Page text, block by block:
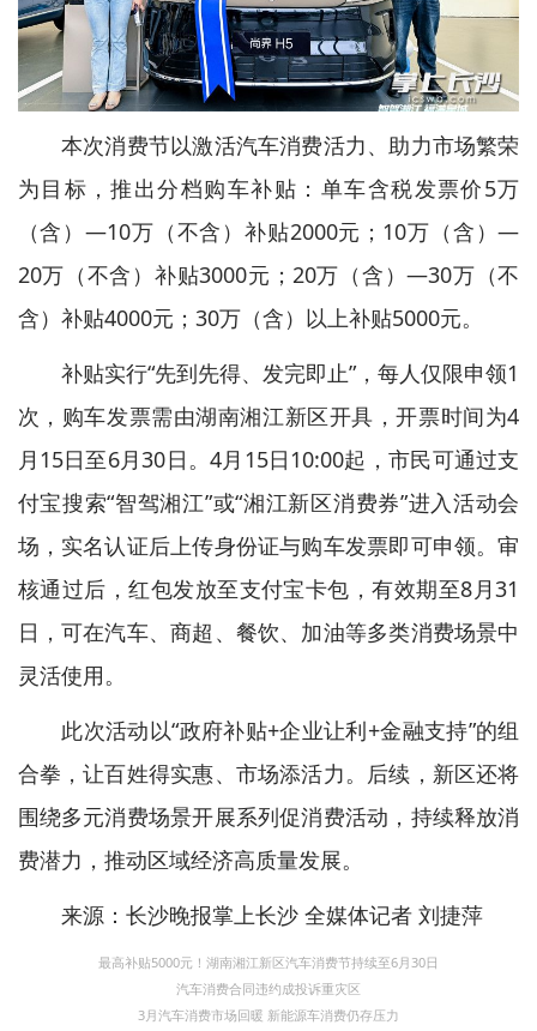
本次消费节以激活汽车消费活力、助力市场繁荣
为目标，推出分档购车补贴：单车含税发票价5万
（含）—10万（不含）补贴2000元；10万（含）—
20万（不含）补贴3000元；20万（含）—30万（不
含）补贴4000元；30万（含）以上补贴5000元。
补贴实行“先到先得、发完即止”，每人仅限申领1
次，购车发票需由湖南湘江新区开具，开票时间为4
月15日至6月30日。4月15日10:00起，市民可通过支
付宝搜索“智驾湘江”或“湘江新区消费券”进入活动会
场，实名认证后上传身份证与购车发票即可申领。审
核通过后，红包发放至支付宝卡包，有效期至8月31
日，可在汽车、商超、餐饮、加油等多类消费场景中
灵活使用。
此次活动以“政府补贴+企业让利+金融支持”的组
合拳，让百姓得实惠、市场添活力。后续，新区还将
围绕多元消费场景开展系列促消费活动，持续释放消
费潜力，推动区域经济高质量发展。
来源：长沙晚报掌上长沙 全媒体记者 刘捷萍
最高补贴5000元！湖南湘江新区汽车消费节持续至6月30日
汽车消费合同违约成投诉重灾区
3月汽车消费市场回暖 新能源车消费仍存压力